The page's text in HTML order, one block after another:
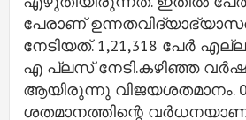
പേരാണ്
നേടിയത്. 1,21,318 പേർ
എ പ്ലസ് നേടി.കഴിഞ്ഞ വർഷം
ആയിരുന്നു വിജയശതമാനം.
ശതമാനത്തിന്റെ